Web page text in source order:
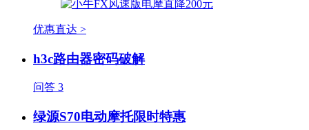
优惠直达 >
h3c路由器密码破解
问答 3
绿源S70电动摩托限时特惠